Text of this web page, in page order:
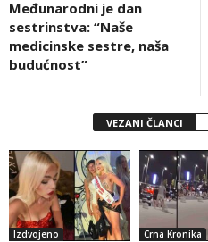
Međunarodni je dan
sestrinstva: “Naše
medicinske sestre, naša
budućnost”
VEZANI ČLANCI
Izdvojeno Crna Kronika